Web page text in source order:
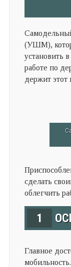
(УШМ),
установить
работе по
держит этот
сделать
облегчить
1
Главное